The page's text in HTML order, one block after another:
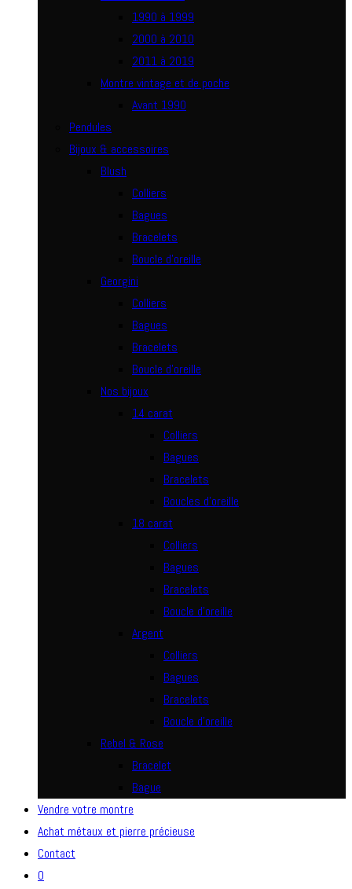
1990 à 1999
2000 à 2010
2011 à 2019
Montre vintage et de poche
Avant 1990
Pendules
Bijoux & accessoires
Blush
Colliers
Bagues
Bracelets
Boucle d’oreille
Georgini
Colliers
Bagues
Bracelets
Boucle d’oreille
Nos bijoux
14 carat
Colliers
Bagues
Bracelets
Boucles d’oreille
18 carat
Colliers
Bagues
Bracelets
Boucle d’oreille
Argent
Colliers
Bagues
Bracelets
Boucle d’oreille
Rebel & Rose
Bracelet
Bague
Vendre votre montre
Achat métaux et pierre précieuse
Contact
0